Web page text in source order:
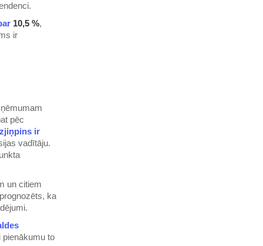
10,5 %,
ir
pēc
ir
vadītāju.
un citiem
ka
pienākumu to